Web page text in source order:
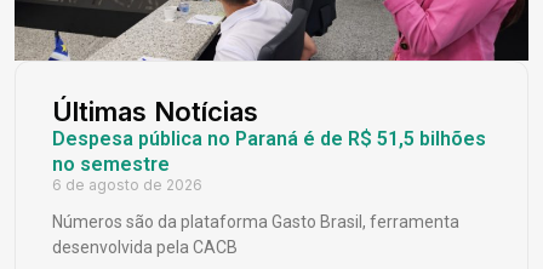
Últimas Notícias
Despesa pública no Paraná é de R$ 51,5 bilhões
no semestre
6 de agosto de 2026
Números são da plataforma Gasto Brasil, ferramenta
desenvolvida pela CACB